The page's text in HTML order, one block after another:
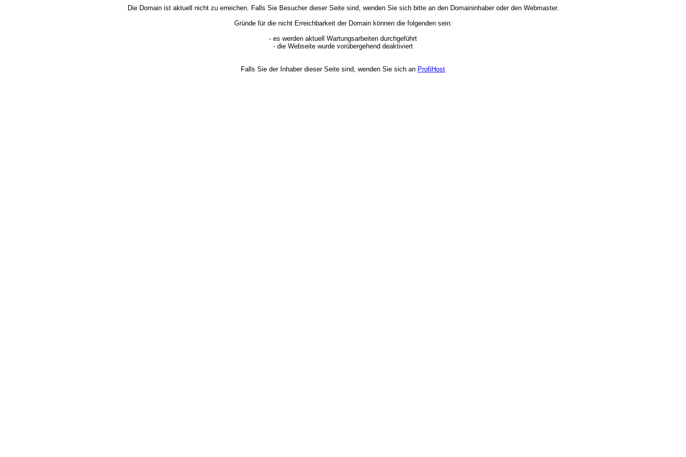
Die Domain ist aktuell nicht zu erreichen. Falls Sie Besucher dieser Seite sind, wenden Sie sich bitte an den Domaininhaber oder den Webmaster.
Gründe für die nicht Erreichbarkeit der Domain können die folgenden sein:
- es werden aktuell Wartungsarbeiten durchgeführt
- die Webseite wurde vorübergehend deaktiviert
Falls Sie der Inhaber dieser Seite sind, wenden Sie sich an ProfiHost